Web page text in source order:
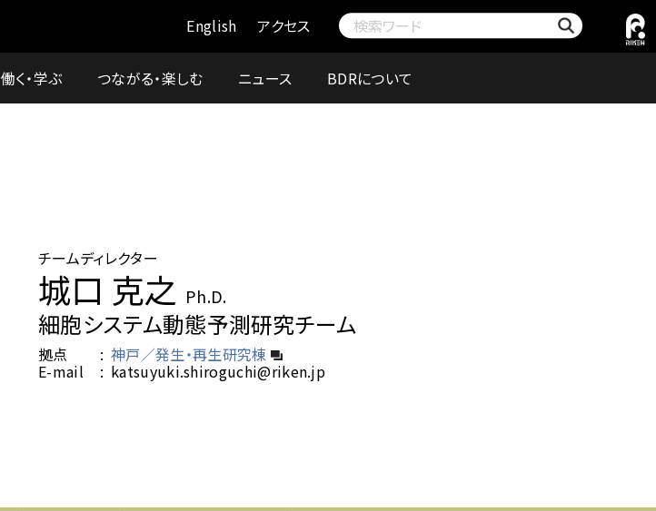
English アクセス
働く・学ぶ つながる・楽しむ ニュース BDRについて
チームディレクター
城口 克之 Ph.D.
細胞システム動態予測研究チーム
拠点 神戸／発生・再生研究棟
E-mail katsuyuki.shiroguchi@riken.jp